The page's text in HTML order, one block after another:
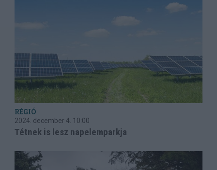
RÉGIÓ
2024. december 4. 10:00
Tétnek is lesz napelemparkja